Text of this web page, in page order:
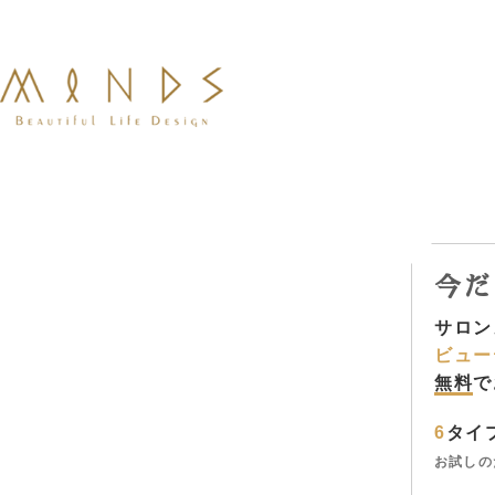
今
サロ
ビュ
無料
6タイ
お試し